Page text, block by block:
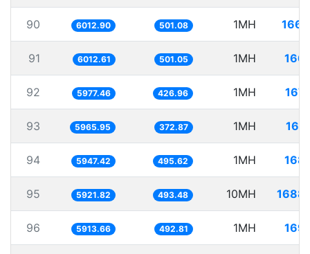
90 6012.90 501.08 1MH
91 6012.61 501.05 1MH
92 5977.46 426.96 1MH
93 5965.95 372.87 1MH
94 5947.42 495.62 1MH
95 5921.82 493.48 10MH
96 5913.66 492.81 1MH